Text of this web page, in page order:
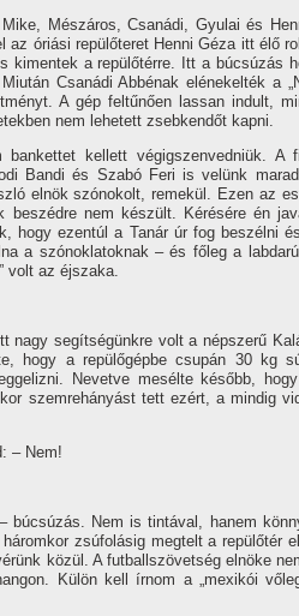
Mészáros, Csanádi, Gyulai és
óriási repülőteret Henni Géza itt élő
kimentek a repülőtérre. Itt a búcsúzás
Csanádi Abbénak elénekelték a
A gép feltűnően lassan indult,
nem lehetett zsebkendőt kapni.
kellett végigszenvedniük. A
Bandi és Szabó Feri is velünk
elnök szónokolt, remekül. Ezen az
nem készült. Kérésére én
hogy ezentúl a Tanár úr fog beszélni
a szónoklatoknak – és főleg a
volt az éjszaka.
nagy segí­tségünkre volt a népszerű
hogy a repülőgépbe csupán 30 kg
Nevetve mesélte később,
szemrehányást tett ezért, a mindig
– Nem!
Nem is tintával, hanem
zsúfolásig megtelt a repülőtér
közül. A futballszövetség elnöke
Külön kell í­rnom a „mexikói